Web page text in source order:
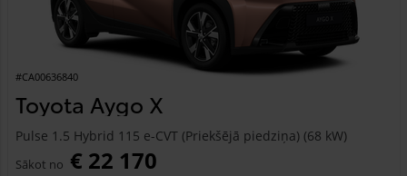
#CA00636840
Toyota Aygo X
Pulse 1.5 Hybrid 115 e-CVT (Priekšējā piedziņa) (68 kW)
Sākot no € 22 170